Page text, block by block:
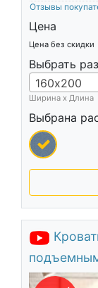
Отзывы
Цена
Цена без скидки
Выбрать
160х200
Ширина х Длина
Выбрана